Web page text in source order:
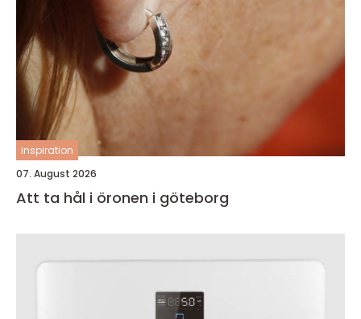
inspiration
07. August 2026
Att ta hål i öronen i göteborg